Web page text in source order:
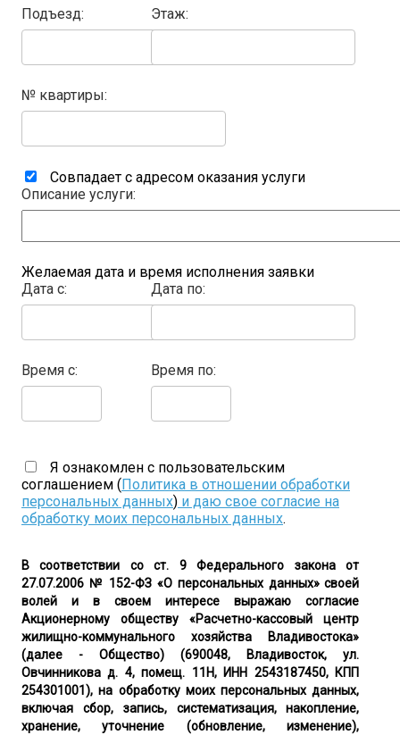
Подъезд: Этаж:
№ квартиры:
Совпадает с адресом оказания услуги
Описание услуги:
Желаемая дата и время исполнения заявки
Дата с:
Дата по:
Время с: Время по:
Я ознакомлен с пользовательским
соглашением (Политика в отношении обработки
персональных данных) и даю свое согласие на
обработку моих персональных данных.
В соответствии со ст. 9 Федерального закона от
27.07.2006 № 152-ФЗ «О персональных данных» своей
волей и в своем интересе выражаю согласие
Акционерному обществу «Расчетно-кассовый центр
жилищно-коммунального хозяйства Владивостока»
(далее - Общество) (690048, Владивосток, ул.
Овчинникова д. 4, помещ. 11Н, ИНН 2543187450, КПП
254301001), на обработку моих персональных данных,
включая сбор, запись, систематизация, накопление,
хранение, уточнение (обновление, изменение),